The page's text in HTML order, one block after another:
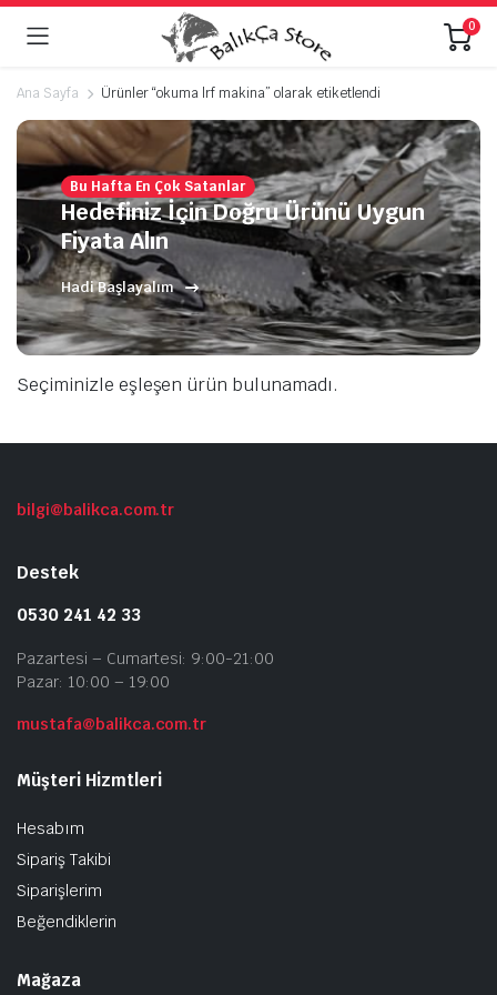
0
Ana Sayfa Ürünler “okuma lrf makina” olarak etiketlendi
Bu Hafta En Çok Satanlar
Hedefiniz İçin Doğru Ürünü Uygun
Fiyata Alın
Hadi Başlayalım
Seçiminizle eşleşen ürün bulunamadı.
bilgi@balikca.com.tr
Destek
0530 241 42 33
Pazartesi – Cumartesi: 9:00-21:00
Pazar: 10:00 – 19:00
mustafa@balikca.com.tr
Müşteri Hizmtleri
Hesabım
Sipariş Takibi
Siparişlerim
Beğendiklerin
Mağaza